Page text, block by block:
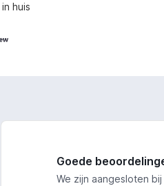
huis
Goede
We zijn aangesloten